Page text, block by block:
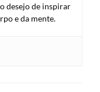
desejo de inspirar
e da mente.